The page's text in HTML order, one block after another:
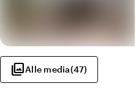
photo_libraryAlle media(47)